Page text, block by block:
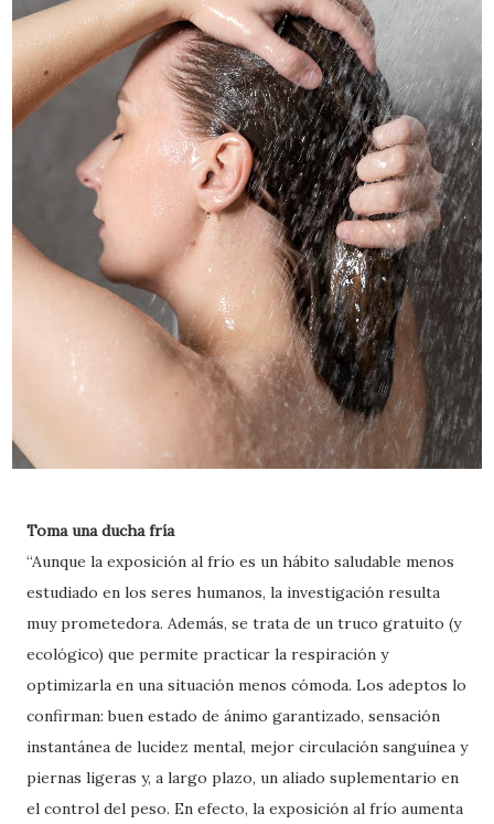
Toma una ducha fría
“Aunque la exposición al frío es un hábito saludable menos
estudiado en los seres humanos, la investigación resulta
muy prometedora. Además, se trata de un truco gratuito (y
ecológico) que permite practicar la respiración y
optimizarla en una situación menos cómoda. Los adeptos lo
confirman: buen estado de ánimo garantizado, sensación
instantánea de lucidez mental, mejor circulación sanguínea y
piernas ligeras y, a largo plazo, un aliado suplementario en
el control del peso. En efecto, la exposición al frío aumenta